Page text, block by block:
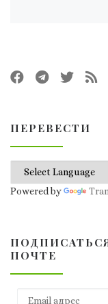
ПЕРЕВЕСТИ
Powered by
ПОЧТЕ